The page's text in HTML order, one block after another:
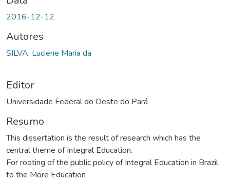
2016-12-12
Autores
SILVA, Luciene Maria da
Editor
Universidade Federal do Oeste do Pará
Resumo
This dissertation is the result of research which has the
central theme of Integral Education.
For rooting of the public policy of Integral Education in Brazil,
to the More Education